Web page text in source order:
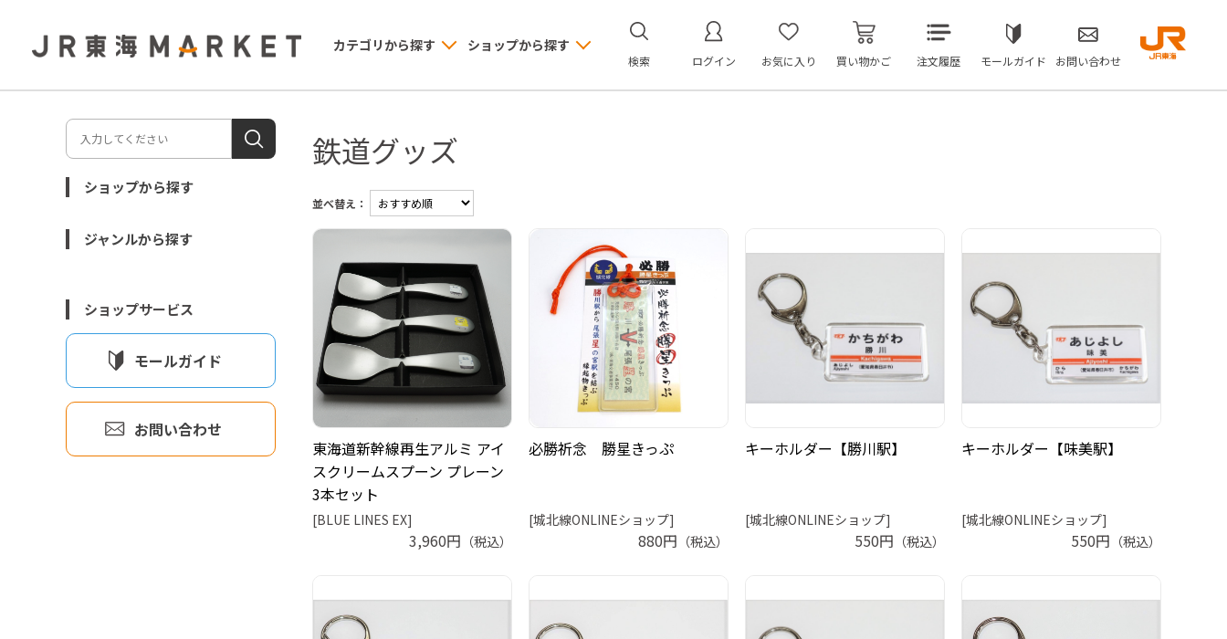
カテゴリから探す ショップから探す
検索 ログイン お気に入り 買い物かご 注文履歴 モールガイド お問い合わせ
ショップから探す
ジャンルから探す
ショップサービス
モールガイド
お問い合わせ
鉄道グッズ
並べ替え：
東海道新幹線再生アルミ アイ
スクリームスプーン プレーン
3本セット
[BLUE LINES EX]
3,960円 （税込）
必勝祈念 勝星きっぷ
[城北線ONLINEショップ]
880円 （税込）
キーホルダー【勝川駅】
[城北線ONLINEショップ]
550円 （税込）
キーホルダー【味美駅】
[城北線ONLINEショップ]
550円 （税込）